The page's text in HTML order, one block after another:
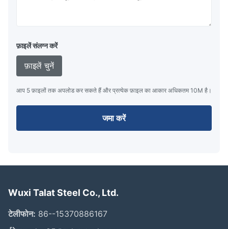
फ़ाइलें संलग्न करें
फ़ाइलें चुनें
आप 5 फ़ाइलों तक अपलोड कर सकते हैं और प्रत्येक फ़ाइल का आकार अधिकतम 10M है।
जमा करें
Wuxi Talat Steel Co., Ltd.
टेलीफोन: 86--15370886167